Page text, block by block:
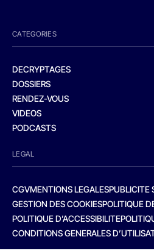
CATEGORIES
DECRYPTAGES
DOSSIERS
RENDEZ-VOUS
VIDEOS
PODCASTS
LEGAL
CGVMENTIONS LEGALESPUBLICITE
GESTION DES COOKIESPOLITIQUE
POLITIQUE D’ACCESSIBILITE
CONDITIONS GENERALES